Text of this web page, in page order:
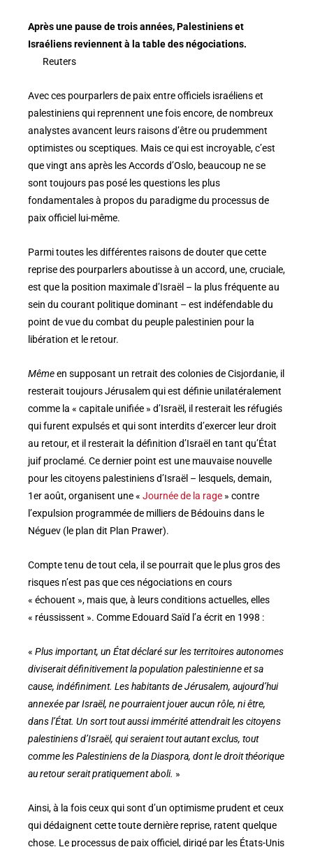
Après une pause de trois années, Palestiniens et
Israéliens reviennent à la table des négociations.
Reuters
Avec ces pourparlers de paix entre officiels israéliens et
palestiniens qui reprennent une fois encore, de nombreux
analystes avancent leurs raisons d’être ou prudemment
optimistes ou sceptiques. Mais ce qui est incroyable, c’est
que vingt ans après les Accords d’Oslo, beaucoup ne se
sont toujours pas posé les questions les plus
fondamentales à propos du paradigme du processus de
paix officiel lui-même.
Parmi toutes les différentes raisons de douter que cette
reprise des pourparlers aboutisse à un accord, une, cruciale,
est que la position maximale d’Israël – la plus fréquente au
sein du courant politique dominant – est indéfendable du
point de vue du combat du peuple palestinien pour la
libération et le retour.
Mêmeen supposant un retrait des colonies de Cisjordanie, il
resterait toujours Jérusalem qui est définie unilatéralement
comme la « capitale unifiée » d’Israël, il resterait les réfugiés
qui furent expulsés et qui sont interdits d’exercer leur droit
au retour, et il resterait la définition d’Israël en tant qu’État
juif proclamé. Ce dernier point est une mauvaise nouvelle
pour les citoyens palestiniens d’Israël – lesquels, demain,
1er août, organisent une « Journée de la rage » contre
l’expulsion programmée de milliers de Bédouins dans le
Néguev (le plan dit Plan Prawer).
Compte tenu de tout cela, il se pourrait que le plus gros des
risques n’est pas que ces négociations en cours
« échouent », mais que, à leurs conditions actuelles, elles
« réussissent ». Comme Edouard Saïd l’a écrit en 1998 :
« Plus important, un État déclaré sur les territoires autonomes
diviserait définitivement la population palestinienne et sa
cause, indéfiniment. Les habitants de Jérusalem, aujourd’hui
annexée par Israël, ne pourraient jouer aucun rôle, ni être,
dans l’État. Un sort tout aussi immérité attendrait les citoyens
palestiniens d’Israël, qui seraient tout autant exclus, tout
comme les Palestiniens de la Diaspora, dont le droit théorique
au retour serait pratiquement aboli. »
Ainsi, à la fois ceux qui sont d’un optimisme prudent et ceux
qui dédaignent cette toute dernière reprise, ratent quelque
chose. Le processus de paix officiel, dirigé par les États-Unis